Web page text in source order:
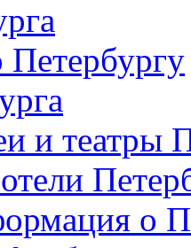
и театры
о